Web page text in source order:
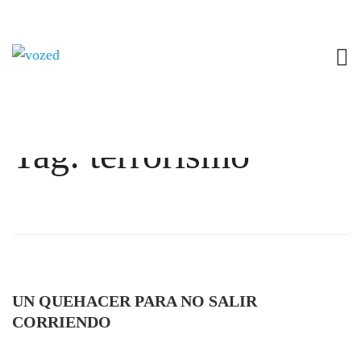
Tag: terrorismo
UN QUEHACER PARA NO SALIR
CORRIENDO